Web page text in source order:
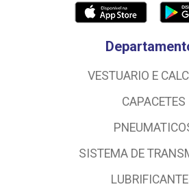
VESTUARIO E
CAPACETES
SISTEMA DE